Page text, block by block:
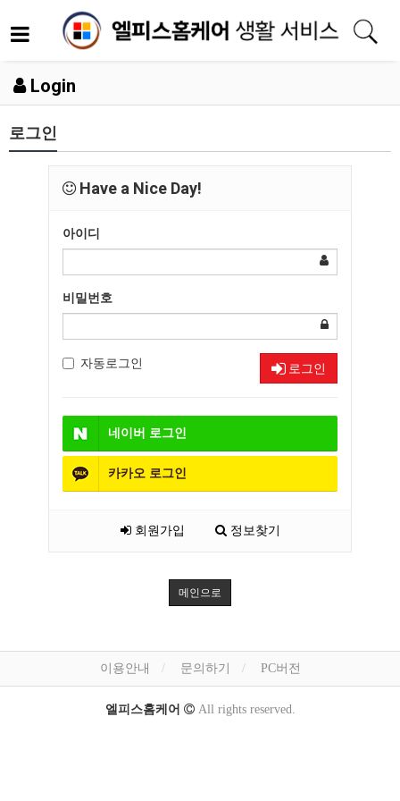
Login
로그인
Have a Nice Day!
아이디
비밀번호
자동로그인 로그인
네이버 로그인
카카오 로그인
회원가입 정보찾기
메인으로
이용안내 문의하기 PC버전
엘피스홈케어 All rights reserved.